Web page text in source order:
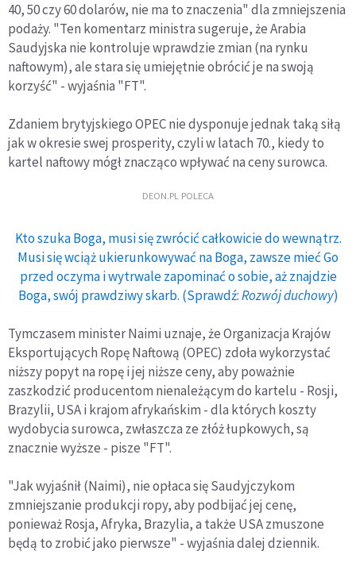
40, 50 czy 60 dolarów, nie ma to znaczenia" dla zmniejszenia
podaży. "Ten komentarz ministra sugeruje, że Arabia
Saudyjska nie kontroluje wprawdzie zmian (na rynku
naftowym), ale stara się umiejętnie obrócić je na swoją
korzyść" - wyjaśnia "FT".
Zdaniem brytyjskiego OPEC nie dysponuje jednak taką siłą
jak w okresie swej prosperity, czyli w latach 70., kiedy to
kartel naftowy mógł znacząco wpływać na ceny surowca.
DEON.PL POLECA
Kto szuka Boga, musi się zwrócić całkowicie do wewnątrz.
Musi się wciąż ukierunkowywać na Boga, zawsze mieć Go
przed oczyma i wytrwale zapominać o sobie, aż znajdzie
Boga, swój prawdziwy skarb. (Sprawdź:Rozwój duchowy)
Tymczasem minister Naimi uznaje, że Organizacja Krajów
Eksportujących Ropę Naftową (OPEC) zdoła wykorzystać
niższy popyt na ropę i jej niższe ceny, aby poważnie
zaszkodzić producentom nienależącym do kartelu - Rosji,
Brazylii, USA i krajom afrykańskim - dla których koszty
wydobycia surowca, zwłaszcza ze złóż łupkowych, są
znacznie wyższe - pisze "FT".
"Jak wyjaśnił (Naimi), nie opłaca się Saudyjczykom
zmniejszanie produkcji ropy, aby podbijać jej cenę,
ponieważ Rosja, Afryka, Brazylia, a także USA zmuszone
będą to zrobić jako pierwsze" - wyjaśnia dalej dziennik.